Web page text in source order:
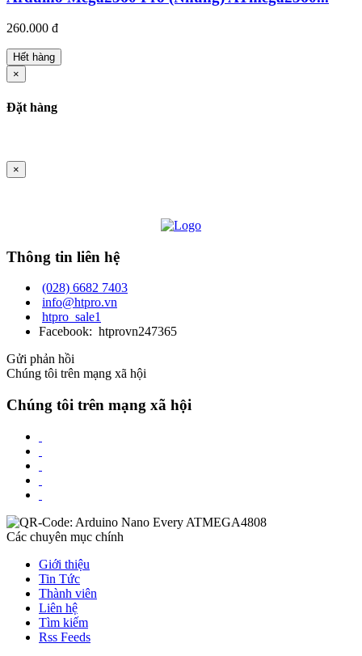
260.000 đ
Hết hàng
×
Đặt hàng
×
Thông tin liên hệ
(028) 6682 7403
info@htpro.vn
htpro_sale1
Facebook: htprovn247365
Gửi phản hồi
Chúng tôi trên mạng xã hội
Chúng tôi trên mạng xã hội
Các chuyên mục chính
Giới thiệu
Tin Tức
Thành viên
Liên hệ
Tìm kiếm
Rss Feeds